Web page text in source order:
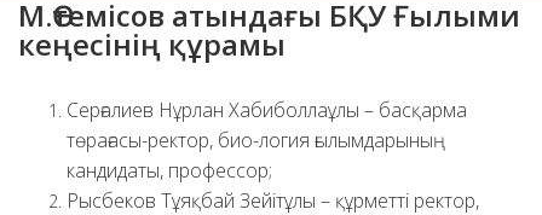
М.Өтемісов атындағы БҚУ Ғылыми
кеңесінің құрамы
Серғалиев Нұрлан Хабиболлаұлы – басқарма
төрағасы-ректор, био-логия ғылымдарының
кандидаты, профессор;
Рысбеков Тұяқбай Зейітұлы – құрметті ректор,